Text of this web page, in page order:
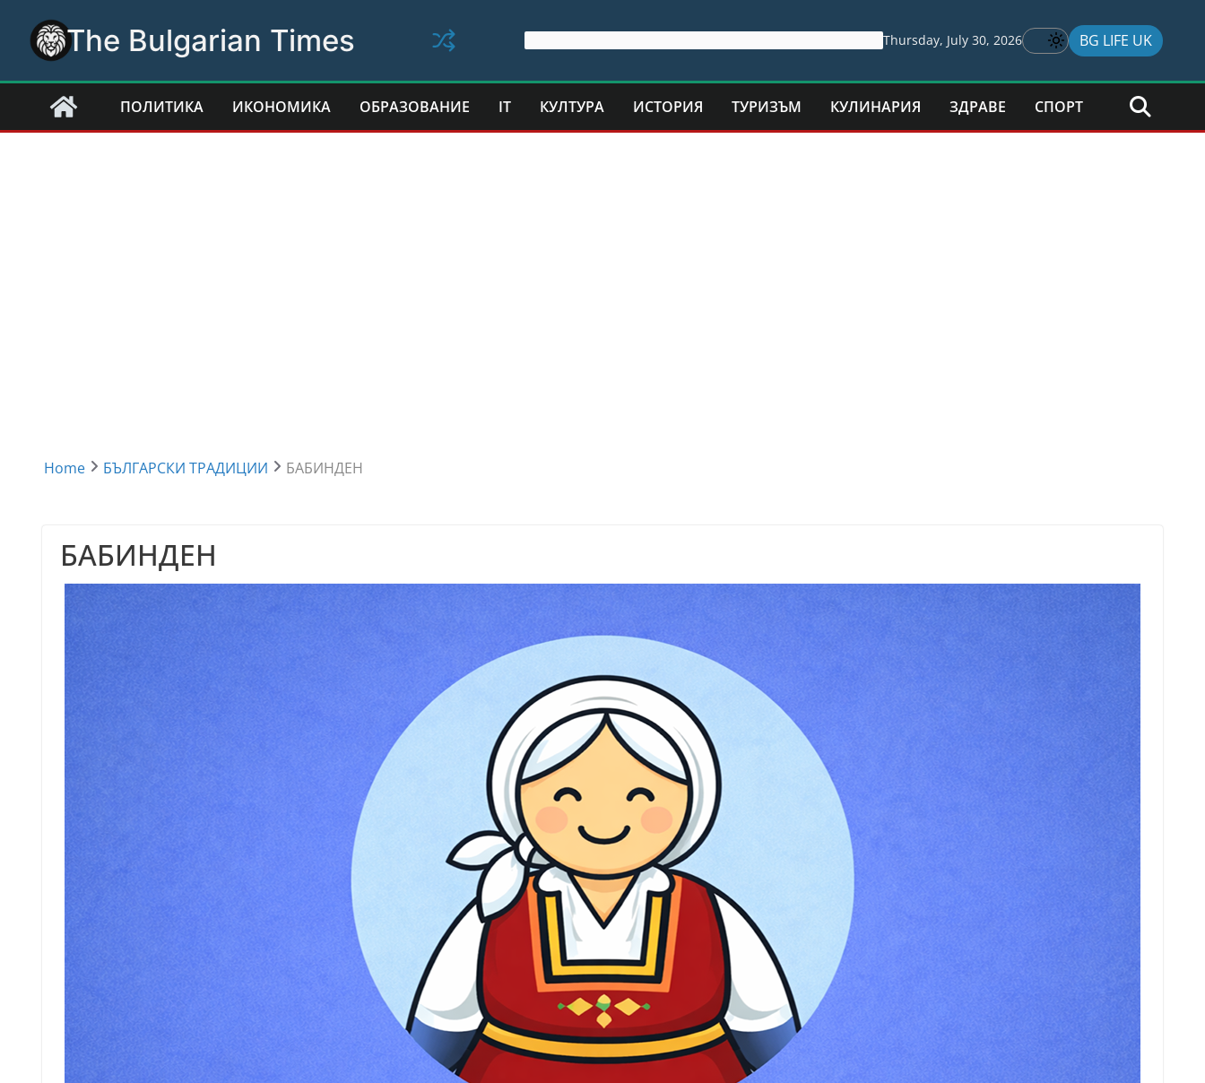
content
The Bulgarian Times Thursday, July 30, 2026 BG LIFE UK
ПОЛИТИКА ИКОНОМИКА ОБРАЗОВАНИЕ IT КУЛТУРА ИСТОРИЯ ТУРИЗЪМ КУЛИНАРИЯ ЗДРАВЕ СПОРТ
Home БЪЛГАРСКИ ТРАДИЦИИ БАБИНДЕН
БАБИНДЕН